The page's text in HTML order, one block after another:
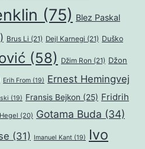
(75) Blez Paskal
Brus Li (21) Dejl Karnegi (21) Duško
(58) Džim Ron (21) Džon
Erih From (19) Ernest Hemingvej
(19) Fransis Bejkon (25) Fridrih
(20) Gotama Buda (34)
(31) Imanuel Kant (19)
Ivo